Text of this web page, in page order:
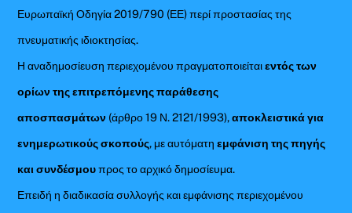
Ευρωπαϊκή Οδηγία 2019/790 (ΕΕ) περί προστασίας της
πνευματικής ιδιοκτησίας.
Η αναδημοσίευση περιεχομένου πραγματοποιείταιεντός των
ορίων της επιτρεπόμενης παράθεσης
αποσπασμάτων (άρθρο 19 Ν. 2121/1993),αποκλειστικά για
ενημερωτικούς σκοπούς, με αυτόματηεμφάνιση της πηγής
και συνδέσμουπρος το αρχικό δημοσίευμα.
Επειδή η διαδικασία συλλογής και εμφάνισης περιεχομένου